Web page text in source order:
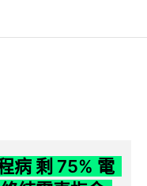
病 剩 75% 電